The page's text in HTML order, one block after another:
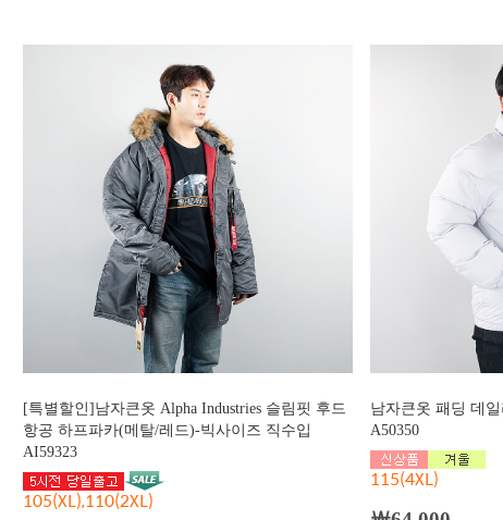
[특별할인]남자큰옷 Alpha Industries 슬림핏 후드
항공 하프파카(메탈/레드)-빅사이즈 직수입
AI59323
105(XL),110(2XL)
남자큰옷 패딩 데
A50350
115(4XL)